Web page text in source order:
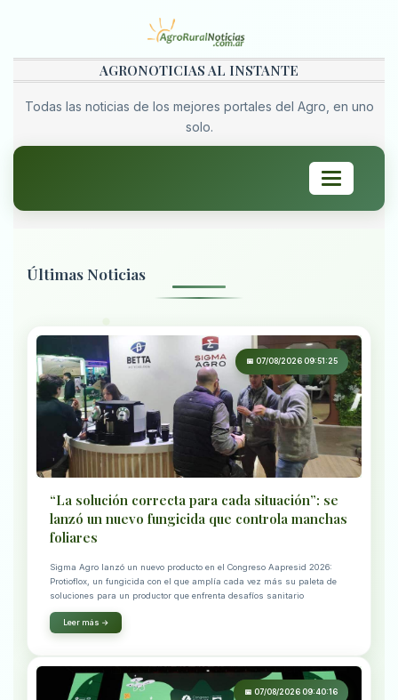
AGRONOTICIAS AL INSTANTE
Todas las noticias de los mejores portales del Agro, en uno
solo.
Toggle
navigation
Últimas Noticias
📅 07/08/2026 09:51:25
“La solución correcta para cada situación”: se
lanzó un nuevo fungicida que controla manchas
foliares
Sigma Agro lanzó un nuevo producto en el Congreso Aapresid 2026:
Protioflox, un fungicida con el que amplía cada vez más su paleta de
soluciones para un productor que enfrenta desafíos sanitario
Leer más →
📅 07/08/2026 09:40:16